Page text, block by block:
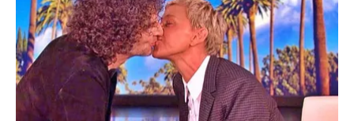
riesgos. El panel respaldó la solicitud de la farmacéutica
para obtener la aprobación tradicional de la vacuna en
adultos de 50 a 64 años y la aprobación acelerada para
adultos de 65 años o más. Esta última requiere ensayos
adicionales que demuestren el beneficio clínico.Por lo
general, después de la aprobación de una nueva vacuna, el